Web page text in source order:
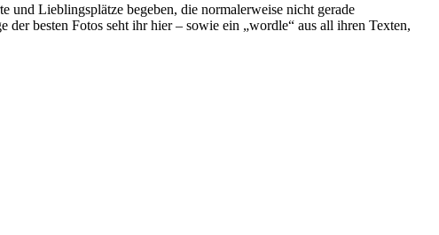
und Lieblingsplätze begeben, die normalerweise nicht gerade
besten Fotos seht ihr hier – sowie ein „wordle“ aus all ihren Texten,